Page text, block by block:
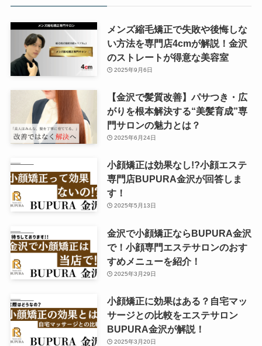
メンズ縮毛矯正で失敗や後悔しな
い方法を専門店4cmが解説！金沢
のストレートが得意な美容室
2025年9月6日
【金沢で髪質改善】パサつき・広
がりを根本解決する“美髪育成”専
門サロンの魅力とは？
2025年6月24日
小顔矯正は効果なし!?小顔エステ
専門店BUPURA金沢が回答しま
す！
2025年5月13日
金沢で小顔矯正ならBUPURA金沢
で！小顔専門エステサロンのおす
すめメニューを紹介！
2025年3月29日
小顔矯正に効果はある？自宅マッ
サージとの比較をエステサロン
BUPURA金沢が解説！
2025年3月20日